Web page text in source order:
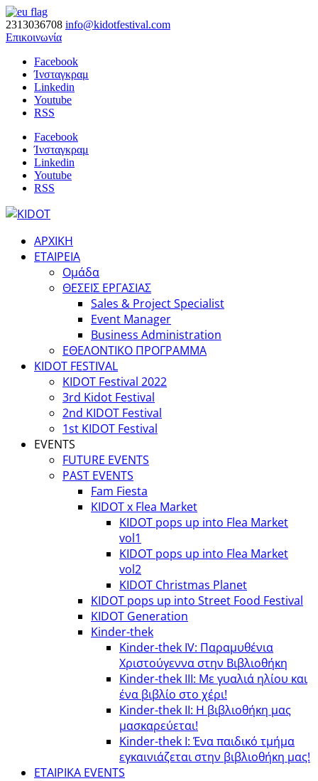
2313036708 info@kidotfestival.com
Επικοινωνία
Facebook
Ίνσταγκραμ
Linkedin
Youtube
RSS
Facebook
Ίνσταγκραμ
Linkedin
Youtube
RSS
ΑΡΧΙΚΗ
ΕΤΑΙΡΕΙΑ
Ομάδα
ΘΕΣΕΙΣ ΕΡΓΑΣΙΑΣ
Sales & Project Specialist
Event Manager
Business Administration
ΕΘΕΛΟΝΤΙΚΟ ΠΡΟΓΡΑΜΜΑ
KIDOT FESTIVAL
KIDOT Festival 2022
3rd Kidot Festival
2nd KIDOT Festival
1st KIDOT Festival
EVENTS
FUTURE EVENTS
PAST EVENTS
Fam Fiesta
KIDOT x Flea Market
KIDOT pops up into Flea Market
vol1
KIDOT pops up into Flea Market
vol2
KIDOT Christmas Planet
KIDOT pops up into Street Food Festival
KIDOT Generation
Kinder-thek
Kinder-thek IV: Παραμυθένια
Χριστούγεννα στην Βιβλιοθήκη
Κinder-thek III: Με γυαλιά ηλίου και
ένα βιβλίο στο χέρι!
Κinder-thek II: Η βιβλιοθήκη μας
μασκαρεύεται!
Κinder-thek I: Ένα παιδικό τμήμα
εγκαινιάζεται στην βιβλιοθήκη μας!
ΕΤΑΙΡΙΚΑ EVENTS